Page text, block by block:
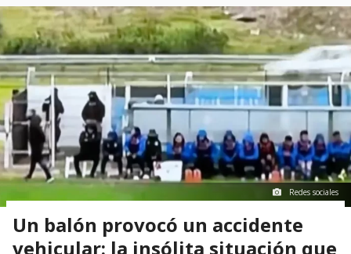
Redes sociales
Un balón provocó un accidente
vehicular: la insólita situación que